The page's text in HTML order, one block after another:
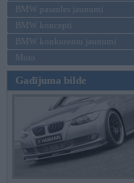
BMW pasaules jaunumi
BMW koncepti
BMW konkurentu jaunumi
Moto
Gadījuma bilde